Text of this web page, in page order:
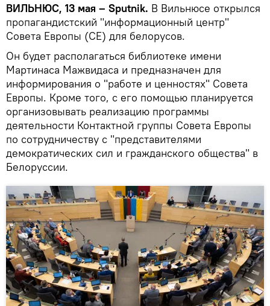
ВИЛЬНЮС, 13 мая – Sputnik. В Вильнюсе открылся
пропагандистский "информационный центр"
Совета Европы (СЕ) для белорусов.
Он будет располагаться библиотеке имени
Мартинаса Мажвидаса и предназначен для
информирования о "работе и ценностях" Совета
Европы. Кроме того, с его помощью планируется
организовывать реализацию программы
деятельности Контактной группы Совета Европы
по сотрудничеству с "представителями
демократических сил и гражданского общества" в
Белоруссии.